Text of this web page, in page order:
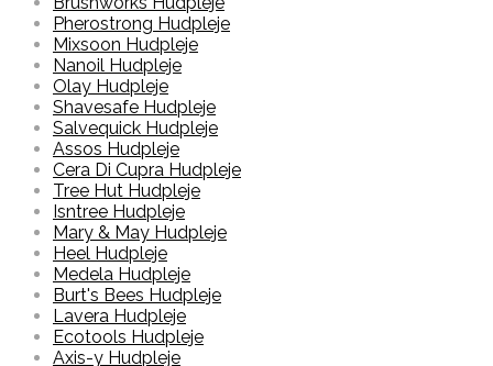
Pherostrong Hudpleje
Mixsoon Hudpleje
Nanoil Hudpleje
Olay Hudpleje
Shavesafe Hudpleje
Salvequick Hudpleje
Assos Hudpleje
Cera Di Cupra Hudpleje
Tree Hut Hudpleje
Isntree Hudpleje
Mary & May Hudpleje
Heel Hudpleje
Medela Hudpleje
Burt's Bees Hudpleje
Lavera Hudpleje
Ecotools Hudpleje
Axis-y Hudpleje